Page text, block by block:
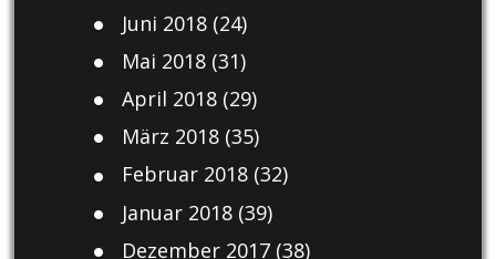
Juni 2018(24)
Mai 2018(31)
April 2018(29)
März 2018(35)
Februar 2018(32)
Januar 2018(39)
Dezember 2017(38)